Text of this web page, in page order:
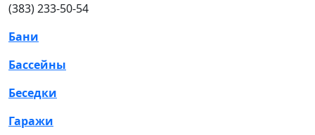
(383) 233-50-54
Бани
Бассейны
Беседки
Гаражи